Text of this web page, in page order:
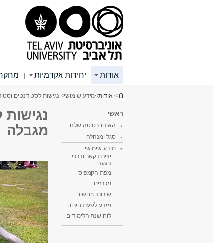
אודות יחידות אקדמיות |
הינך נמצא כאן
> אודות>מידע שימושי> נגישות לסטודנטים
ראשי
האוניברסיטה שלנו
סגל ומנהלה
מידע שימושי
יצירת קשר ודרכי
הגעה
מפת הקמפוס
מכרזים
שירותי מחשוב
מידע לשעת חירום
לוח שנת הלימודים
מגבלה